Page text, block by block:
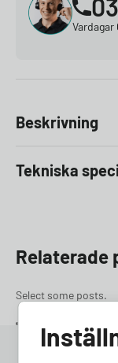
Vardagar
Beskrivning
Tekniska
Relaterade
Select some posts.